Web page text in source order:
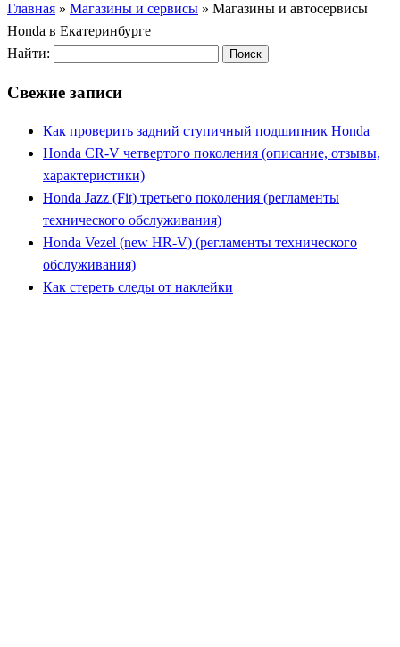
Главная » Магазины и сервисы » Магазины и автосервисы
Honda в Екатеринбурге
Найти:
Свежие записи
Как проверить задний ступичный подшипник Honda
Honda CR-V четвертого поколения (описание, отзывы,
характеристики)
Honda Jazz (Fit) третьего поколения (регламенты
технического обслуживания)
Honda Vezel (new HR-V) (регламенты технического
обслуживания)
Как стереть следы от наклейки